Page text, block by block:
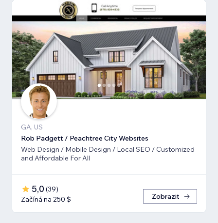
GA, US
Rob Padgett / Peachtree City Websites
Web Design / Mobile Design / Local SEO / Customized
and Affordable For All
5,0 (39)
Začíná na 250 $
Zobrazit